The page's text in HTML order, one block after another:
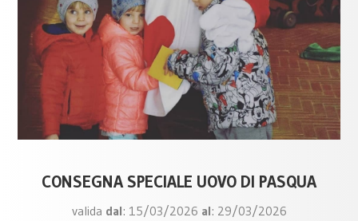
CONSEGNA SPECIALE UOVO DI PASQUA
valida dal: 15/03/2026 al: 29/03/2026